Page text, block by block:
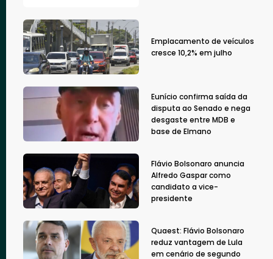
Emplacamento de veículos
cresce 10,2% em julho
Eunício confirma saída da
disputa ao Senado e nega
desgaste entre MDB e
base de Elmano
Flávio Bolsonaro anuncia
Alfredo Gaspar como
candidato a vice-
presidente
Quaest: Flávio Bolsonaro
reduz vantagem de Lula
em cenário de segundo